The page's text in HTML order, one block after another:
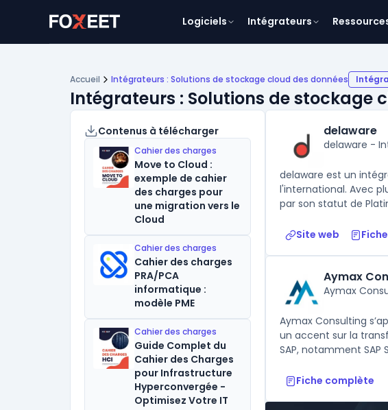
Logiciels Intégrateurs
Accueil Intégrateurs : Solutions de stockage cloud des données
Intégrateurs : Solutions de stockage
Contenus à télécharger
Cahier des charges
Move to Cloud :
exemple de cahier
des charges pour
une migration vers le
Cloud
Cahier des charges
Cahier des charges
PRA/PCA
informatique :
modèle PME
Cahier des charges
Guide Complet du
Cahier des Charges
pour Infrastructure
Hyperconvergée -
Optimisez Votre IT
delaware
delaware -
delaware est un
l'international. Avec
par son statut de
Site web
Aymax
Aymax Consulting
un accent sur la
SAP, notamment SAP
Fiche complète